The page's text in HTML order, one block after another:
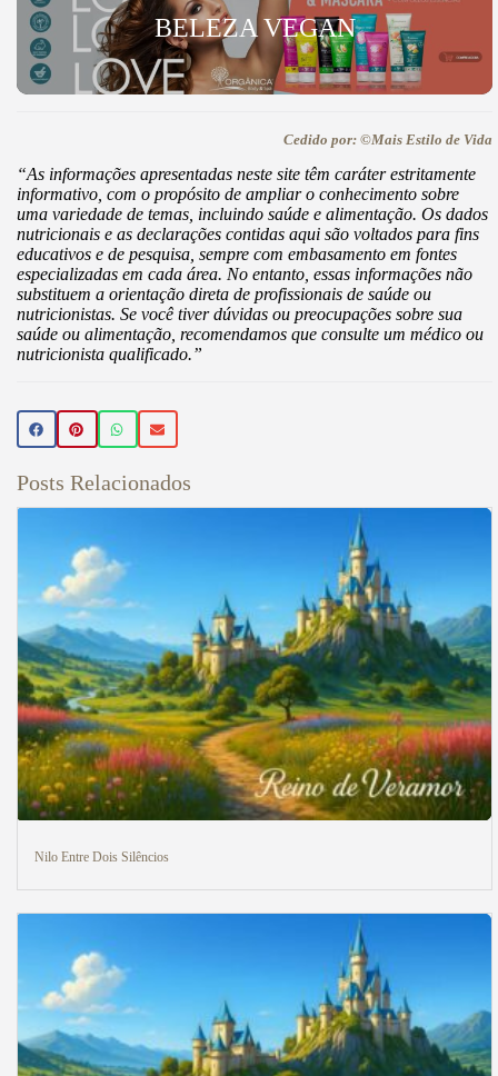
BELEZA VEGAN
Cedido por: ©Mais Estilo de Vida
“As informações apresentadas neste site têm caráter estritamente
informativo, com o propósito de ampliar o conhecimento sobre
uma variedade de temas, incluindo saúde e alimentação. Os dados
nutricionais e as declarações contidas aqui são voltados para fins
educativos e de pesquisa, sempre com embasamento em fontes
especializadas em cada área. No entanto, essas informações não
substituem a orientação direta de profissionais de saúde ou
nutricionistas. Se você tiver dúvidas ou preocupações sobre sua
saúde ou alimentação, recomendamos que consulte um médico ou
nutricionista qualificado.”
Posts Relacionados
Nilo Entre Dois Silêncios